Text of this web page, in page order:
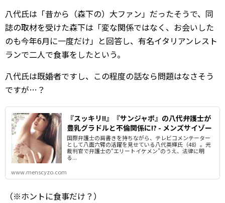
八代氏は「昔から（森下の）大ファン」だったそうで、同
誌の取材を受けた森下は「変な関係ではなく、お会いした
のも今年6月に一度だけ」と回答し、有名イタリアンレスト
ランで二人で食事をしたという。
八代氏は既婚者ですし、この程度の話なら問題はなさそう
ですが…？
『スッキリ!!』『サンジャポ』の八代弁護士が
豊乳グラドルと不倫関係に!? - メンズサイゾー
国際弁護士の肩書きを持ちながら、テレビコメンテーター
として八面六臂の活躍を見せている八代英輝氏（48）。元
裁判官で弁護士の“エリートイケメン”のうえ、法律に明
る...
www.menscyzo.com
（※ホントに食事だけ？）